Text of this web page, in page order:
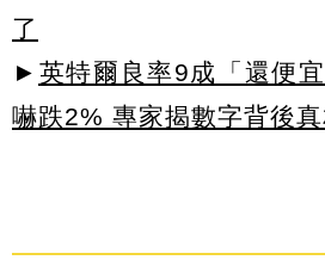
了
► 英特爾良率9成「還便
嚇跌2% 專家揭數字背後真